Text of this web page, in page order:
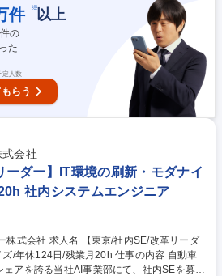
援 【魅力】AD/ADAS関連部品(センサー
ソフト・ハードの設計から製造工程まで広
・ADASフ
ニア
件 ※以上
の
た
定人数
らう
会社
ーダー】IT環境の刷新・モダナイ
社内システムエンジニア
内SE/改革リーダ
日/残業月20h 仕事の内容 自動車
アを誇る当社AI事業部にて、社内SEを募